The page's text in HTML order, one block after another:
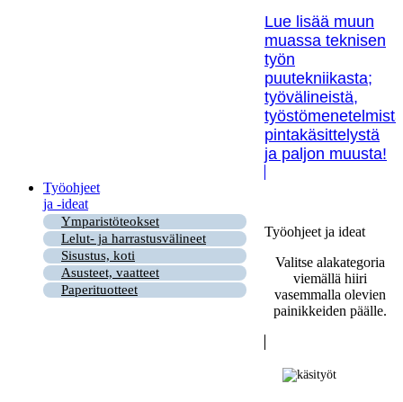
Lue lisää muun
muassa teknisen
työn
puutekniikasta;
työvälineistä,
pintakäsittelystä
ja paljon muusta!
Työohjeet
ja -ideat
Ymparistöteokset
Lelut- ja harrastusvälineet
Sisustus, koti
Asusteet, vaatteet
Paperituotteet
Työohjeet ja ideat
Valitse alakategoria
viemällä hiiri
vasemmalla olevien
painikkeiden päälle.